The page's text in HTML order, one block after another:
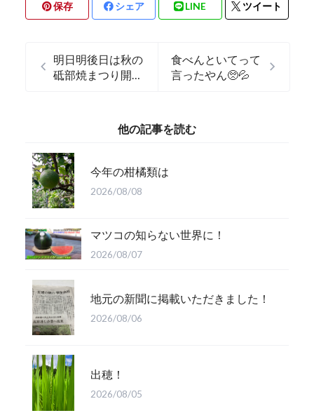
保存 シェア LINE ツイート
明日明後日は秋の
砥部焼まつり開催
食べんといてって
言ったやん🥺💦
他の記事を読む
今年の柑橘類は
2026/08/08
マツコの知らない世界に！
2026/08/07
地元の新聞に掲載いただきました！
2026/08/06
出穂！
2026/08/05